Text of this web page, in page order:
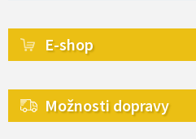
E-shop
Možnosti dopravy